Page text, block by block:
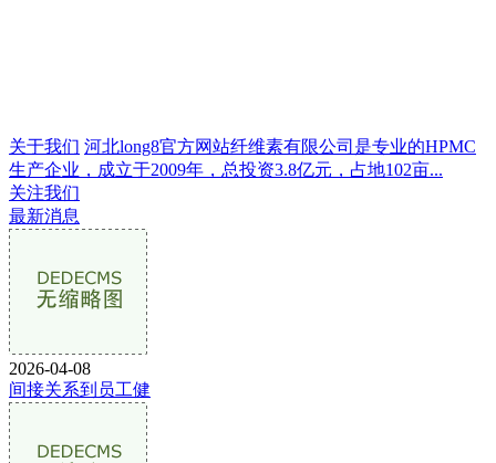
关于我们 河北long8官方网站纤维素有限公司是专业的HPMC
生产企业，成立于2009年，总投资3.8亿元，占地102亩...
关注我们
最新消息
2026-04-08
间接关系到员工健